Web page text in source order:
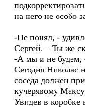
на него не особо
-Не понял, -
Сергей. – Ты же
-А мы и не будем,
Сегодня Николас
соседа должен
кучерявому
Увидев в коробке